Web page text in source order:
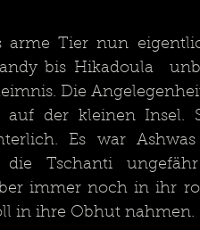
arme Tier nun
bis Hikadoula
Die
auf der kleinen Insel.
Es war
die Tschanti
immer noch in ihr